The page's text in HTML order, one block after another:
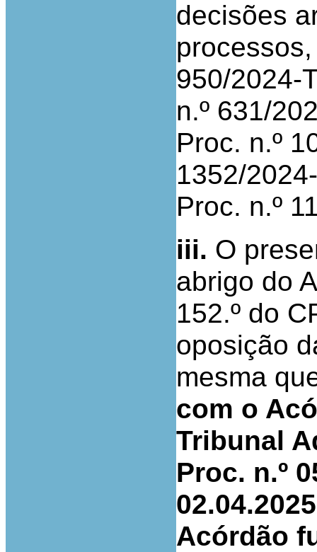
decisões
950/2024-
n.º 631/
Proc. n.º
1352/
Proc. n.º
iii. O
abrigo do
152.º do
oposição
mesma
com o
Tribunal
Proc. n.º
Acórdão